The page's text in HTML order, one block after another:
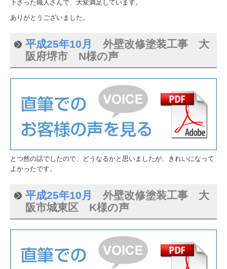
下さった職人さんで、大変満足しています。
ありがとうございました。
平成25年10月 外壁改修塗装工事 大
阪府堺市 N様の声
とつ然の話でしたので、どうなるかと思いましたが、きれいになって
よかったです。
平成25年10月 外壁改修塗装工事 大
阪市城東区 K様の声